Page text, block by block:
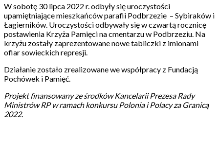
W sobotę 30 lipca 2022 r. odbyły się uroczystości
upamiętniające mieszkańców parafii Podbrzezie – Sybiraków i
Łagierników. Uroczystości odbywały się w czwartą rocznicę
postawienia Krzyża Pamięci na cmentarzu w Podbrzeziu. Na
krzyżu zostały zaprezentowane nowe tabliczki z imionami
ofiar sowieckich represji.
Działanie zostało zrealizowane we współpracy z Fundacją
Pochówek i Pamięć.
Projekt finansowany ze środków Kancelarii Prezesa Rady
Ministrów RP w ramach konkursu Polonia i Polacy za Granicą
2022.